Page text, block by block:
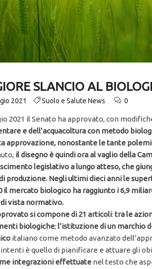
SLANCIO AL
2021 Suolo e Salute News 0
2021 il Senato ha approvato, con
e dell’acquacoltura con metodo
approvazione, nonostante le tante
il disegno è quindi ora al vaglio della
legislativo a lungo atteso, che
produzione. Negli ultimi dieci anni le
il mercato biologico ha raggiunto i 6,9
vista normativo.
si compone di 21 articoli: tra le
biologiche; l’istituzione di un marchio
italiano come metodo avanzato
intenti è quello di pianificare e attuare gli
integrazioni effettuate nel testo che